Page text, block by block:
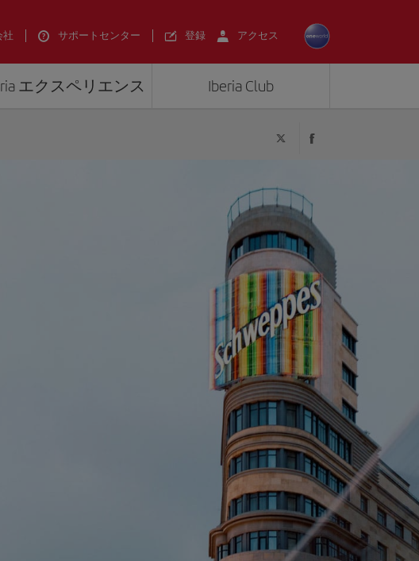
社 サポートセンター 登録 アクセス
エクスペリエンス Iberia Club